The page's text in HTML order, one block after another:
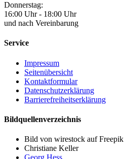
Donnerstag:
16:00 Uhr - 18:00 Uhr
und nach Vereinbarung
Service
Impressum
Seitenübersicht
Kontaktformular
Datenschutzerklärung
Barrierefreiheitserklärung
Bildquellenverzeichnis
Bild von wirestock auf Freepik
Christiane Keller